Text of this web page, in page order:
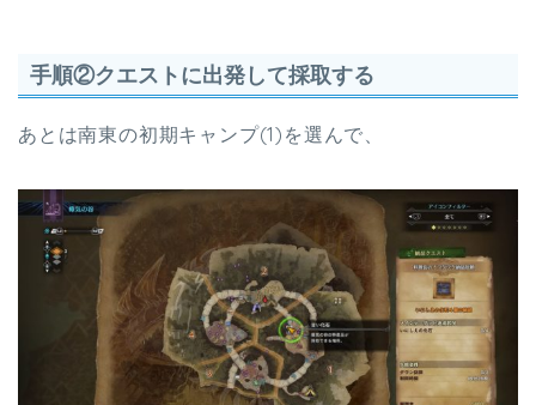
手順②クエストに出発して採取する
あとは南東の初期キャンプ(1)を選んで、